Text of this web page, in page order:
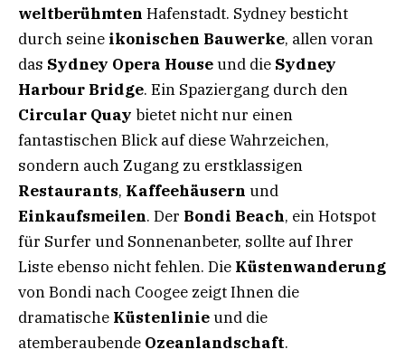
weltberühmten Hafenstadt. Sydney besticht
durch seine ikonischen Bauwerke, allen voran
das Sydney Opera Houseund die Sydney
Harbour Bridge. Ein Spaziergang durch den
Circular Quay bietet nicht nur einen
fantastischen Blick auf diese Wahrzeichen,
sondern auch Zugang zu erstklassigen
Restaurants, Kaffeehäusern und
Einkaufsmeilen. Der Bondi Beach, ein Hotspot
für Surfer und Sonnenanbeter, sollte auf Ihrer
Liste ebenso nicht fehlen. Die Küstenwanderung
von Bondi nach Coogee zeigt Ihnen die
dramatische Küstenlinieund die
atemberaubende Ozeanlandschaft.